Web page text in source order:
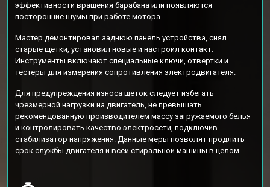
эффективности вращения барабана или появляются
посторонние шумы при работе мотора.
Мастер демонтировал заднюю панель устройства, снял
старые щетки, установил новые и настроил контакт.
Инструменты включают специальные ключи, отвертки и
тестеры для измерения сопротивления электродвигателя.
Для предупреждения износа щеток следует избегать
чрезмерной нагрузки на двигатель, не превышать
рекомендованную производителем массу загружаемого белья
и контролировать качество электросети, подключив
стабилизатор напряжения. Данные меры позволят продлить
срок службы двигателя и всей стиральной машины в целом.